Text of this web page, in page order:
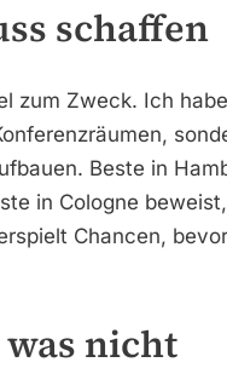
schaffen
zum Zweck. Ich
Beste in
in Cologne
Chancen,
nicht